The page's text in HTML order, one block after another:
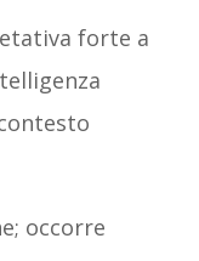
forte a
occorre